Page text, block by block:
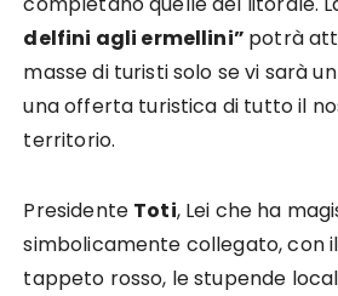
delfini agli ermellini” potrà
masse di turisti solo se vi sarà
una offerta turistica di tutto il
territorio.
Presidente Toti, Lei che ha
simbolicamente collegato, con
tappeto rosso, le stupende